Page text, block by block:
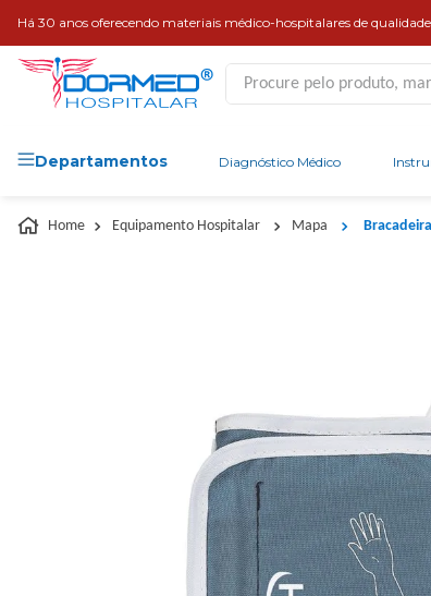
Há 30 anos oferecendo materiais médico-hospitalares de
Procure pelo produto, marca
Departamentos Diagnóstico Médico
Equipamento Hospitalar Mapa